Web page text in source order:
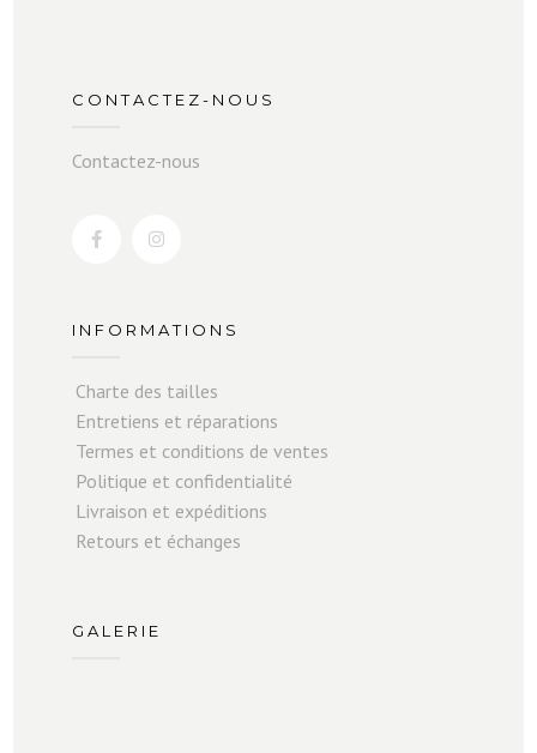
CONTACTEZ-NOUS
Contactez-nous
INFORMATIONS
Charte des tailles
Entretiens et réparations
Termes et conditions de ventes
Politique et confidentialité
Livraison et expéditions
Retours et échanges
GALERIE